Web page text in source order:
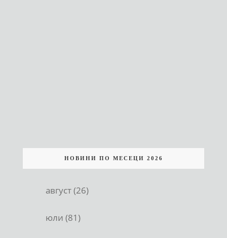
НОВИНИ ПО МЕСЕЦИ 2026
август (26)
юли (81)